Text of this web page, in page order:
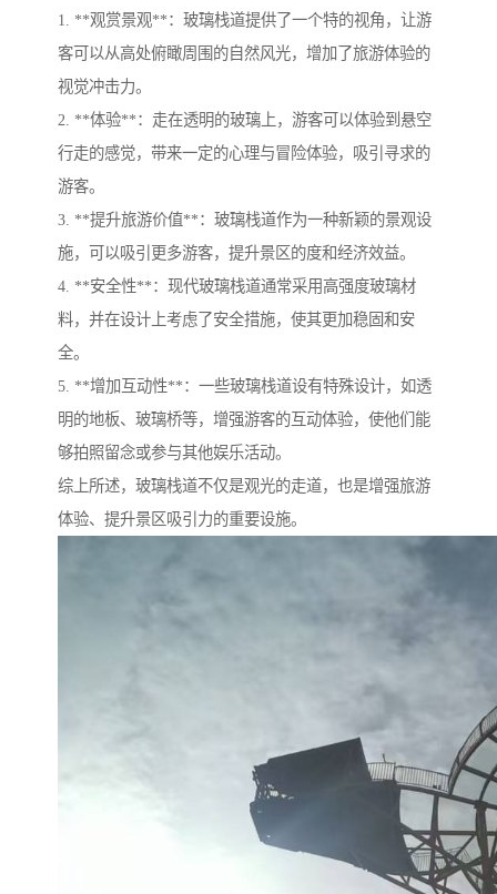
1. **观赏景观**：玻璃栈道提供了一个特的视角，让游
客可以从高处俯瞰周围的自然风光，增加了旅游体验的
视觉冲击力。
2. **体验**：走在透明的玻璃上，游客可以体验到悬空
行走的感觉，带来一定的心理与冒险体验，吸引寻求的
游客。
3. **提升旅游价值**：玻璃栈道作为一种新颖的景观设
施，可以吸引更多游客，提升景区的度和经济效益。
4. **安全性**：现代玻璃栈道通常采用高强度玻璃材
料，并在设计上考虑了安全措施，使其更加稳固和安
全。
5. **增加互动性**：一些玻璃栈道设有特殊设计，如透
明的地板、玻璃桥等，增强游客的互动体验，使他们能
够拍照留念或参与其他娱乐活动。
综上所述，玻璃栈道不仅是观光的走道，也是增强旅游
体验、提升景区吸引力的重要设施。